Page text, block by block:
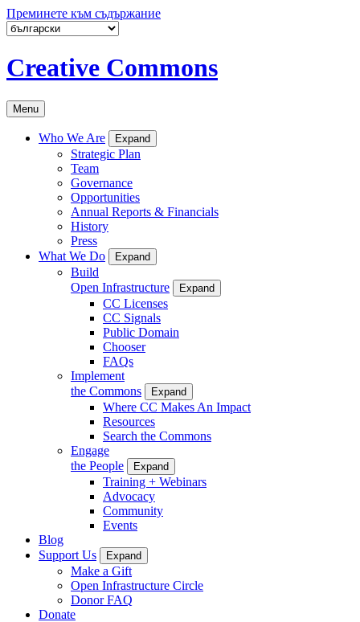
Преминете към съдържание
Creative Commons
Menu
Who We Are Expand
Strategic Plan
Team
Governance
Opportunities
Annual Reports & Financials
History
Press
What We Do
Expand
Build
Open Infrastructure
Expand
CC Licenses
CC Signals
Public Domain
Chooser
FAQs
Implement
the Commons
Expand
Where CC Makes An Impact
Resources
Search the Commons
Engage
the People
Expand
Training + Webinars
Advocacy
Community
Events
Blog
Support Us
Expand
Make a Gift
Open Infrastructure Circle
Donor FAQ
Donate